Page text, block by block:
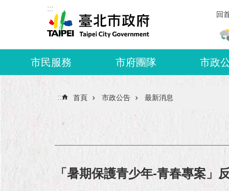
跳到主要內容區塊
:::
回
市民服務 市府團隊 市政
::: 首頁 市政公告 最新消息
「暑期保護青少年-青春專案」